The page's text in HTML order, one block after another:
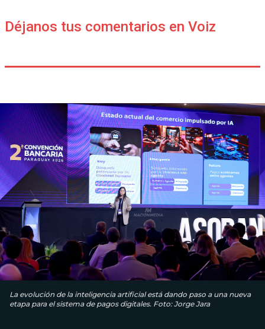
Déjanos tus comentarios en Voiz
La evolución de la inteligencia artificial está dando paso a una nueva
etapa para el sistema de pagos digitales. Foto: Jorge Jara